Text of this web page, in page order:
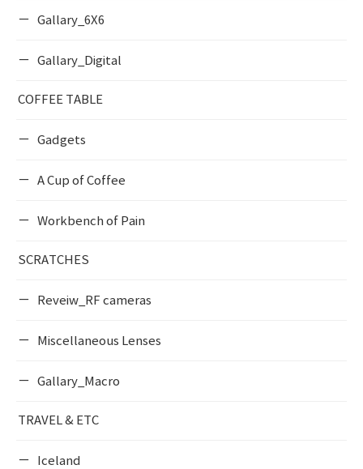
Gallary_6X6
Gallary_Digital
COFFEE TABLE
Gadgets
A Cup of Coffee
Workbench of Pain
SCRATCHES
Reveiw_RF cameras
Miscellaneous Lenses
Gallary_Macro
TRAVEL & ETC
Iceland